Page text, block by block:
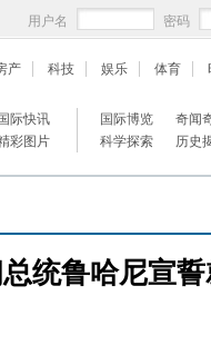
用户名 密码
产 科技 娱乐 体育
国际快讯
彩图片
国际博览
奇闻
科学探索
历史
统鲁哈尼宣